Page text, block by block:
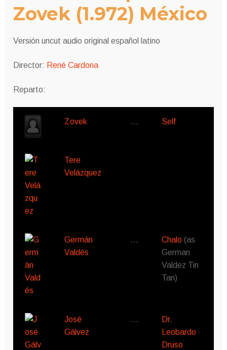
Zovek(1.972) México
Versión uncut audio original español latino
Director: René Cardona
Reparto:
Zovek … Self
Tere
Velázquez
Germán
Valdés
… Chalo(as
German
Valdez Tin
Tan)
José
Gálvez
…
Dr.
Leobardo
Druso